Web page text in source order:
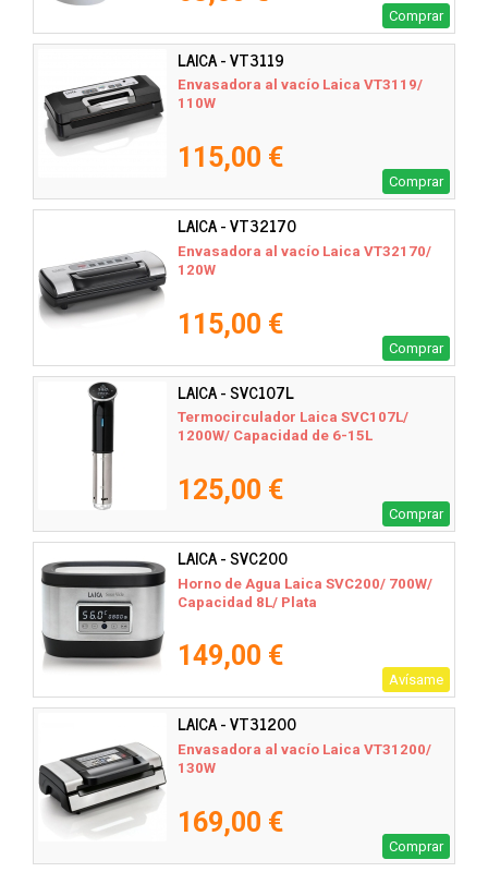
Comprar
LAICA - VT3119
Envasadora al vacío Laica VT3119/
110W
115,00 €
Comprar
LAICA - VT32170
Envasadora al vacío Laica VT32170/
120W
115,00 €
Comprar
LAICA - SVC107L
Termocirculador Laica SVC107L/
1200W/ Capacidad de 6-15L
125,00 €
Comprar
LAICA - SVC200
Horno de Agua Laica SVC200/ 700W/
Capacidad 8L/ Plata
149,00 €
Avísame
LAICA - VT31200
Envasadora al vacío Laica VT31200/
130W
169,00 €
Comprar